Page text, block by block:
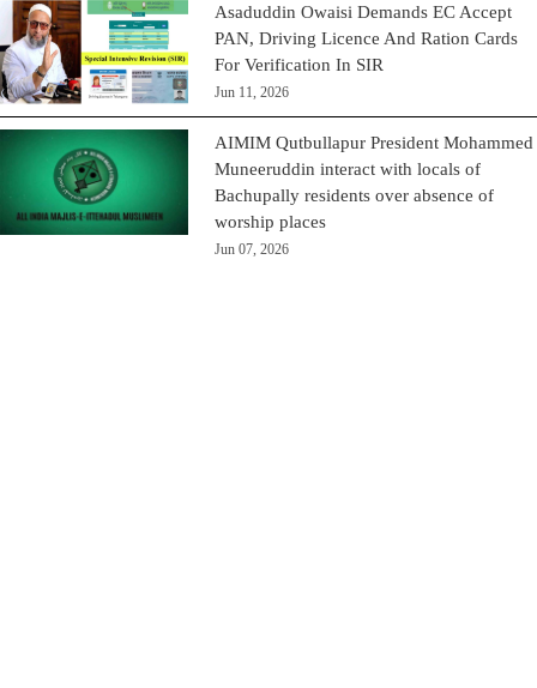
Asaduddin Owaisi Demands EC Accept
PAN, Driving Licence And Ration Cards
For Verification In SIR
Jun 11, 2026
AIMIM Qutbullapur President Mohammed
Muneeruddin interact with locals of
Bachupally residents over absence of
worship places
Jun 07, 2026